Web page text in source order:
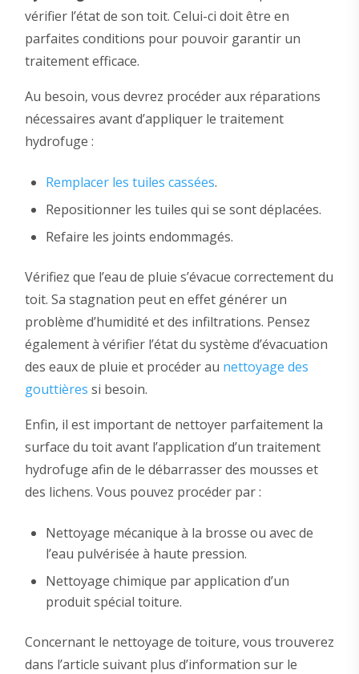
vérifier l’état de son toit. Celui-ci doit être en
parfaites conditions pour pouvoir garantir un
traitement efficace.
Au besoin, vous devrez procéder aux réparations
nécessaires avant d’appliquer le traitement
hydrofuge :
Remplacer les tuiles cassées.
Repositionner les tuiles qui se sont déplacées.
Refaire les joints endommagés.
Vérifiez que l’eau de pluie s’évacue correctement du
toit. Sa stagnation peut en effet générer un
problème d’humidité et des infiltrations. Pensez
également à vérifier l’état du système d’évacuation
des eaux de pluie et procéder au nettoyage des
gouttières si besoin.
Enfin, il est important de nettoyer parfaitement la
surface du toit avant l’application d’un traitement
hydrofuge afin de le débarrasser des mousses et
des lichens. Vous pouvez procéder par :
Nettoyage mécanique à la brosse ou avec de
l’eau pulvérisée à haute pression.
Nettoyage chimique par application d’un
produit spécial toiture.
Concernant le nettoyage de toiture, vous trouverez
dans l’article suivant plus d’information sur le